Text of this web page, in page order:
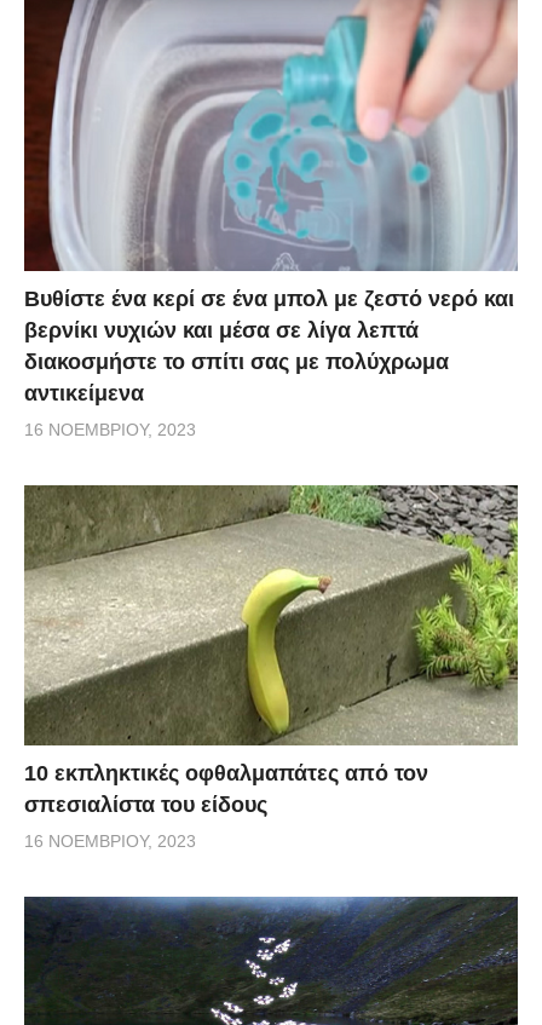
Βυθίστε ένα κερί σε ένα μπολ με ζεστό νερό και
βερνίκι νυχιών και μέσα σε λίγα λεπτά
διακοσμήστε το σπίτι σας με πολύχρωμα
αντικείμενα
16 ΝΟΕΜΒΡΊΟΥ, 2023
10 εκπληκτικές οφθαλμαπάτες από τον
σπεσιαλίστα του είδους
16 ΝΟΕΜΒΡΊΟΥ, 2023